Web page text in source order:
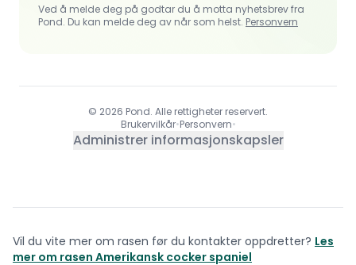
Ved å melde deg på godtar du å motta nyhetsbrev fra
Pond. Du kan melde deg av når som helst. Personvern
© 2026 Pond. Alle rettigheter reservert.
Brukervilkår•Personvern•
Administrer informasjonskapsler
Vil du vite mer om rasen før du kontakter oppdretter? Les
mer om rasen Amerikansk cocker spaniel